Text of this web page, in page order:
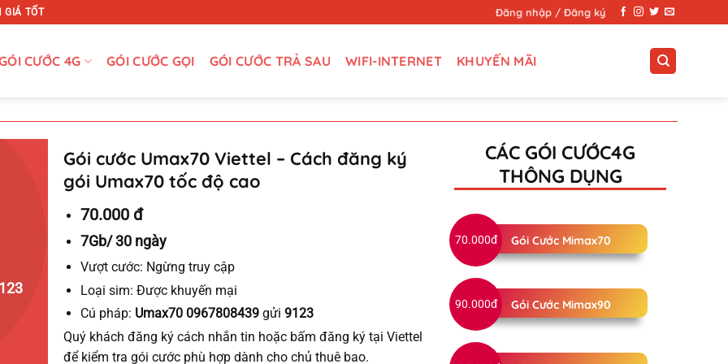
GIÁ TỐT Đăng nhập / Đăng ký
CƯỚC 4G GÓI CƯỚC GỌI GÓI CƯỚC TRẢ SAU WIFI-INTERNET KHUYẾN MÃI
Gói cước Umax70 Viettel – Cách đăng ký
gói Umax70 tốc độ cao
70.000 đ
7Gb/ 30 ngày
Vượt cước: Ngừng truy cập
Loại sim:Được khuyến mại
Cú pháp: Umax70 0967808439 gửi9123
Quý khách đăng ký cách nhắn tin hoặc bấm đăng ký tại Viettel
để kiểm tra gói cước phù hợp dành cho chủ thuê bao.
CÁC GÓI CƯỚC4G
THÔNG DỤNG
70.000đ Gói Cước Mimax70
90.000đ Gói Cước Mimax90